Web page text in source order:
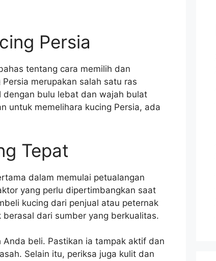
Persia
tentang cara memilih dan
merupakan salah satu ras
dengan bulu lebat dan wajah bulat
untuk memelihara kucing Persia, ada
Tepat
dalam memulai petualangan
yang perlu dipertimbangkan saat
kucing dari penjual atau peternak
dari sumber yang berkualitas.
beli. Pastikan ia tampak aktif dan
Selain itu, periksa juga kulit dan